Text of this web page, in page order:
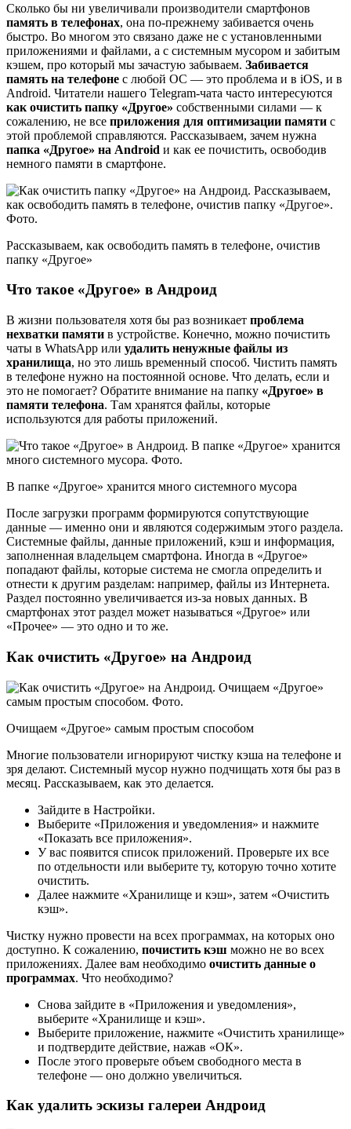
Сколько бы ни увеличивали производители смартфонов
память в телефонах, она по-прежнему забивается очень
быстро. Во многом это связано даже не с установленными
приложениями и файлами, а с системным мусором и забитым
кэшем, про который мы зачастую забываем. Забивается
память на телефоне с любой ОС — это проблема и в iOS, и в
Android. Читатели нашего Telegram-чата часто интересуются
как очистить папку «Другое» собственными силами — к
сожалению, не все приложения для оптимизации памяти с
этой проблемой справляются. Рассказываем, зачем нужна
папка «Другое» на Android и как ее почистить, освободив
немного памяти в смартфоне.
Рассказываем, как освободить память в телефоне, очистив
папку «Другое»
Что такое «Другое» в Андроид
В жизни пользователя хотя бы раз возникает проблема
нехватки памяти в устройстве. Конечно, можно почистить
чаты в WhatsApp или удалить ненужные файлы из
хранилища, но это лишь временный способ. Чистить память
в телефоне нужно на постоянной основе. Что делать, если и
это не помогает? Обратите внимание на папку «Другое» в
памяти телефона. Там хранятся файлы, которые
используются для работы приложений.
В папке «Другое» хранится много системного мусора
После загрузки программ формируются сопутствующие
данные — именно они и являются содержимым этого раздела.
Системные файлы, данные приложений, кэш и информация,
заполненная владельцем смартфона. Иногда в «Другое»
попадают файлы, которые система не смогла определить и
отнести к другим разделам: например, файлы из Интернета.
Раздел постоянно увеличивается из-за новых данных. В
смартфонах этот раздел может называться «Другое» или
«Прочее» — это одно и то же.
Как очистить «Другое» на Андроид
Очищаем «Другое» самым простым способом
Многие пользователи игнорируют чистку кэша на телефоне и
зря делают. Системный мусор нужно подчищать хотя бы раз в
месяц. Рассказываем, как это делается.
Зайдите в Настройки.
Выберите «Приложения и уведомления» и нажмите
«Показать все приложения».
У вас появится список приложений. Проверьте их все
по отдельности или выберите ту, которую точно хотите
очистить.
Далее нажмите «Хранилище и кэш», затем «Очистить
кэш».
Чистку нужно провести на всех программах, на которых оно
доступно. К сожалению, почистить кэш можно не во всех
приложениях. Далее вам необходимо очистить данные о
программах. Что необходимо?
Снова зайдите в «Приложения и уведомления»,
выберите «Хранилище и кэш».
Выберите приложение, нажмите «Очистить хранилище»
и подтвердите действие, нажав «ОК».
После этого проверьте объем свободного места в
телефоне — оно должно увеличиться.
Как удалить эскизы галереи Андроид